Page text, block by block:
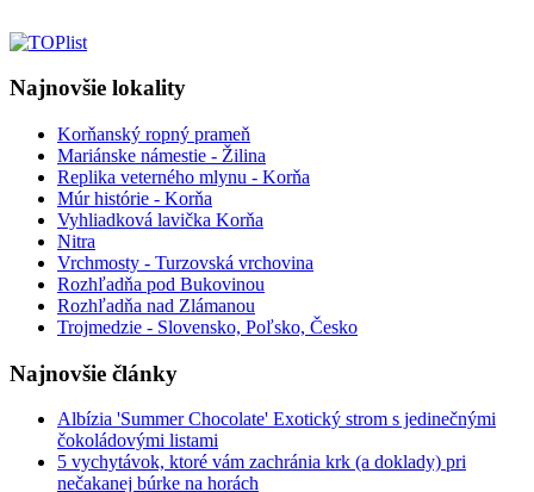
Najnovšie lokality
Korňanský ropný prameň
Mariánske námestie - Žilina
Replika veterného mlynu - Korňa
Múr histórie - Korňa
Vyhliadková lavička Korňa
Nitra
Vrchmosty - Turzovská vrchovina
Rozhľadňa pod Bukovinou
Rozhľadňa nad Zlámanou
Trojmedzie - Slovensko, Poľsko, Česko
Najnovšie články
Albízia 'Summer Chocolate' Exotický strom s jedinečnými
čokoládovými listami
5 vychytávok, ktoré vám zachránia krk (a doklady) pri
nečakanej búrke na horách